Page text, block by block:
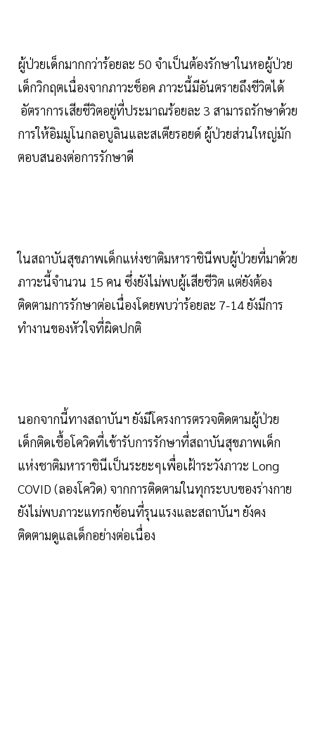
ผู้ป่วยเด็กมากกว่าร้อยละ 50 จำเป็นต้องรักษาในหอผู้ป่วย
เด็กวิกฤตเนื่องจากภาวะช็อค ภาวะนี้มีอันตรายถึงชีวิตได้
อัตราการเสียชีวิตอยู่ที่ประมาณร้อยละ 3 สามารถรักษาด้วย
การให้อิมมูโนกลอบูลินและสเตียรอยด์ ผู้ป่วยส่วนใหญ่มัก
ตอบสนองต่อการรักษาดี
ในสถาบันสุขภาพเด็กแห่งชาติมหาราชินีพบผู้ป่วยที่มาด้วย
ภาวะนี้จำนวน 15 คน ซึ่งยังไม่พบผู้เสียชีวิต แต่ยังต้อง
ติดตามการรักษาต่อเนื่องโดยพบว่าร้อยละ 7-14 ยังมีการ
ทำงานของหัวใจที่ผิดปกติ
นอกจากนี้ทางสถาบันฯ ยังมีโครงการตรวจติดตามผู้ป่วย
เด็กติดเชื้อโควิดที่เข้ารับการรักษาที่สถาบันสุขภาพเด็ก
แห่งชาติมหาราชินีเป็นระยะๆเพื่อเฝ้าระวังภาวะ Long
COVID (ลองโควิด) จากการติดตามในทุกระบบของร่างกาย
ยังไม่พบภาวะแทรกซ้อนที่รุนแรงและสถาบันฯ ยังคง
ติดตามดูแลเด็กอย่างต่อเนื่อง